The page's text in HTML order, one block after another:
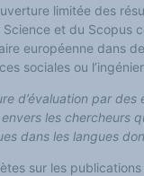
limitée des
et du Scopus
européenne dans
sociales ou
d’évaluation par
les chercheurs
dans les langues
sur les